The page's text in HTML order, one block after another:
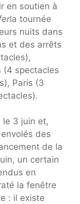
en soutien à
la tournée
nuits dans
et des arrêts
(4 spectacles
Paris (3
le 3 juin et,
des
de la
un certain
en
la fenêtre
: il existe